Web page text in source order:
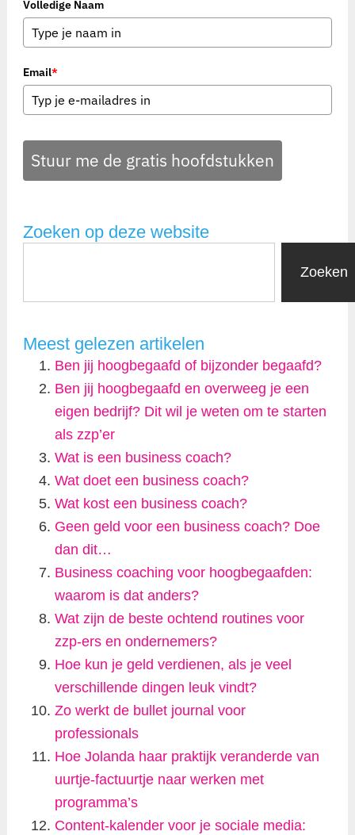
Volledige Naam
Email*
Stuur me de gratis hoofdstukken
Zoeken op deze website
Zoeken
Meest gelezen artikelen
Ben jij hoogbegaafd of bijzonder begaafd?
Ben jij hoogbegaafd en overweeg je een
eigen bedrijf? Dit wil je weten om te starten
als zzp’er
Wat is een business coach?
Wat doet een business coach?
Wat kost een business coach?
Geen geld voor een business coach? Doe
dan dit…
Business coaching voor hoogbegaafden:
waarom is dat anders?
Wat zijn de beste ochtend routines voor
zzp-ers en ondernemers?
Hoe kun je geld verdienen, als je veel
verschillende dingen leuk vindt?
Zo werkt de bullet journal voor
professionals
Hoe Jolanda haar praktijk veranderde van
uurtje-factuurtje naar werken met
programma’s
Content-kalender voor je sociale media: